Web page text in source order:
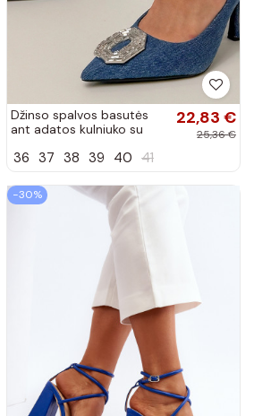
Džinso spalvos basutės
ant adatos kulniuko su
22,83 €
25,36 €
36 37 38 39 40 41
−30%